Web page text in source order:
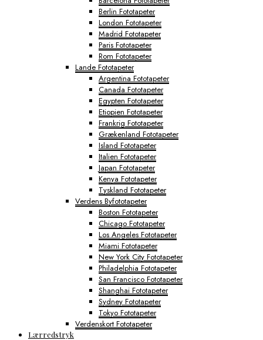
Berlin Fototapeter
London Fototapeter
Madrid Fototapeter
Paris Fototapeter
Rom Fototapeter
Lande Fototapeter
Argentina Fototapeter
Canada Fototapeter
Egypten Fototapeter
Etiopien Fototapeter
Frankrig Fototapeter
Grækenland Fototapeter
Island Fototapeter
Italien Fototapeter
Japan Fototapeter
Kenya Fototapeter
Tyskland Fototapeter
Verdens Byfototapeter
Boston Fototapeter
Chicago Fototapeter
Los Angeles Fototapeter
Miami Fototapeter
New York City Fototapeter
Philadelphia Fototapeter
San Francisco Fototapeter
Shanghai Fototapeter
Sydney Fototapeter
Tokyo Fototapeter
Verdenskort Fototapeter
Lærredstryk